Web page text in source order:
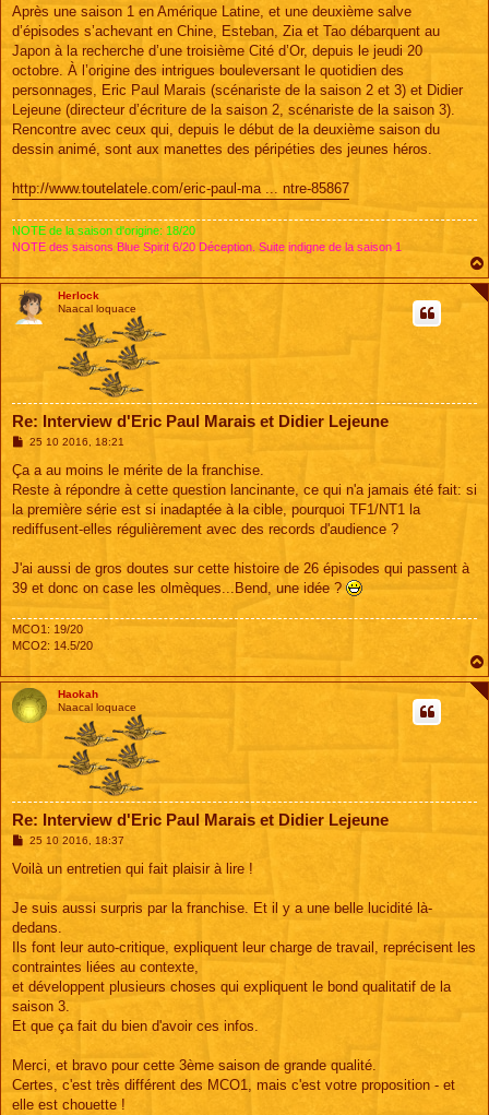
s
a
g
e
Après une saison 1 en Amérique Latine, et une deuxième salve
d’épisodes s’achevant en Chine, Esteban, Zia et Tao débarquent au
Japon à la recherche d’une troisième Cité d’Or, depuis le jeudi 20
octobre. À l’origine des intrigues bouleversant le quotidien des
personnages, Eric Paul Marais (scénariste de la saison 2 et 3) et Didier
Lejeune (directeur d’écriture de la saison 2, scénariste de la saison 3).
Rencontre avec ceux qui, depuis le début de la deuxième saison du
dessin animé, sont aux manettes des péripéties des jeunes héros.
http://www.toutelatele.com/eric-paul-ma ... ntre-85867
NOTE de la saison d'origine: 18/20
NOTE des saisons Blue Spirit 6/20 Déception. Suite indigne de la saison 1
Herlock
Naacal loquace
Re: Interview d'Eric Paul Marais et Didier Lejeune
M
s
a
g
e
25 10 2016, 18:21
Ça a au moins le mérite de la franchise.
Reste à répondre à cette question lancinante, ce qui n'a jamais été fait: si
la première série est si inadaptée à la cible, pourquoi TF1/NT1 la
rediffusent-elles régulièrement avec des records d'audience ?
J'ai aussi de gros doutes sur cette histoire de 26 épisodes qui passent à
39 et donc on case les olmèques...Bend, une idée ?
MCO1: 19/20
MCO2: 14.5/20
Haokah
Naacal loquace
Re: Interview d'Eric Paul Marais et Didier Lejeune
M
s
g
25 10 2016, 18:37
Voilà un entretien qui fait plaisir à lire !
Je suis aussi surpris par la franchise. Et il y a une belle lucidité là-
dedans.
Ils font leur auto-critique, expliquent leur charge de travail, reprécisent les
contraintes liées au contexte,
et développent plusieurs choses qui expliquent le bond qualitatif de la
saison 3.
Et que ça fait du bien d'avoir ces infos.
Merci, et bravo pour cette 3ème saison de grande qualité.
Certes, c'est très différent des MCO1, mais c'est votre proposition - et
elle est chouette !